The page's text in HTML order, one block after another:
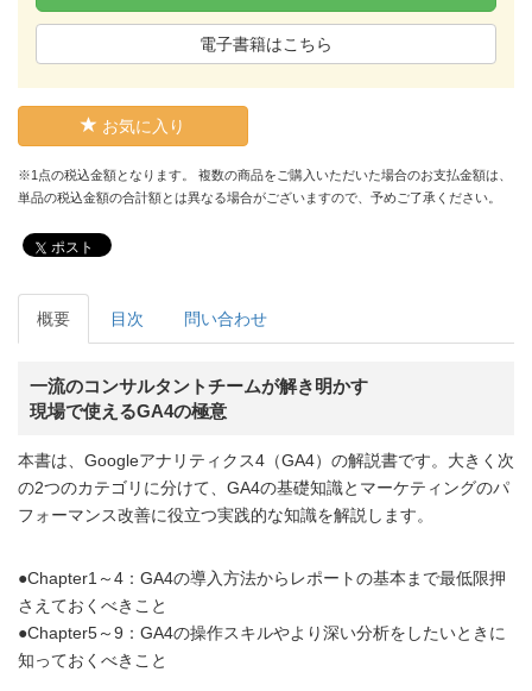
電子書籍はこちら
お気に入り
※1点の税込金額となります。 複数の商品をご購入いただいた場合のお支払金額は、
単品の税込金額の合計額とは異なる場合がございますので、予めご了承ください。
ポスト
概要 目次 問い合わせ
一流のコンサルタントチームが解き明かす
現場で使えるGA4の極意
本書は、Googleアナリティクス4（GA4）の解説書です。大きく次
の2つのカテゴリに分けて、GA4の基礎知識とマーケティングのパ
フォーマンス改善に役立つ実践的な知識を解説します。
●Chapter1～4：GA4の導入方法からレポートの基本まで最低限押
さえておくべきこと
●Chapter5～9：GA4の操作スキルやより深い分析をしたいときに
知っておくべきこと